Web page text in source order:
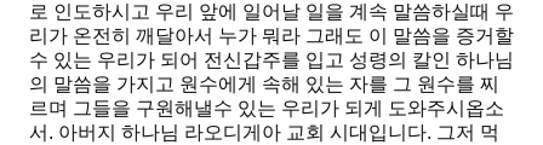
로 인도하시고 우리 앞에 일어날 일을 계속 말씀하실때 우
리가 온전히 깨달아서 누가 뭐라 그래도 이 말씀을 증거할
수 있는 우리가 되어 전신갑주를 입고 성령의 칼인 하나님
의 말씀을 가지고 원수에게 속해 있는 자를 그 원수를 찌
르며 그들을 구원해낼수 있는 우리가 되게 도와주시옵소
서. 아버지 하나님 라오디게아 교회 시대입니다. 그저 먹